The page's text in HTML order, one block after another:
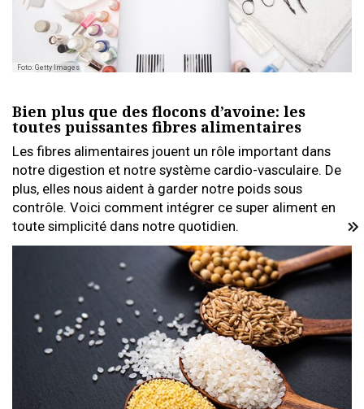
Foto: Getty Images
Bien plus que des flocons d’avoine: les
toutes puissantes fibres alimentaires
Les fibres alimentaires jouent un rôle important dans
notre digestion et notre système cardio-vasculaire. De
plus, elles nous aident à garder notre poids sous
contrôle. Voici comment intégrer ce super aliment en
toute simplicité dans notre quotidien.